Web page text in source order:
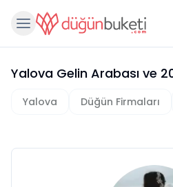
Yalova Gelin Arabası ve
Yalova Düğün Firmaları